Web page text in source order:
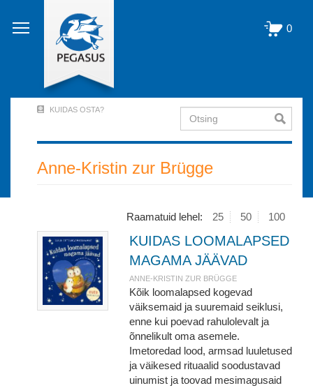
edasi
põhisisu
0
Account
Menu
KUIDAS OSTA? Otsing
Anne-Kristin zur Brügge
Raamatuid lehel: 25 50 100
KUIDAS LOOMALAPSED
MAGAMA JÄÄVAD
ANNE-KRISTIN ZUR BRÜGGE
Kõik loomalapsed kogevad
väiksemaid ja suuremaid seiklusi,
enne kui poevad rahulolevalt ja
õnnelikult oma asemele.
Imetoredad lood, armsad luuletused
ja väikesed rituaalid soodustavad
uinumist ja toovad mesimagusaid